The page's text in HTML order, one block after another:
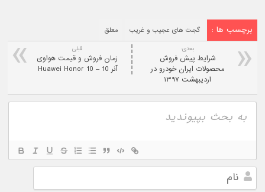
برچسب ها : گجت های عجیب و غریب معلق
قبلی
زمان فروش و قیمت هواوی
آنر 10 – Huawei Honor 10
بعدی:
شرایط پیش فروش
محصولات ایران خودرو در
اردیبهشت ۱۳۹۷
نام